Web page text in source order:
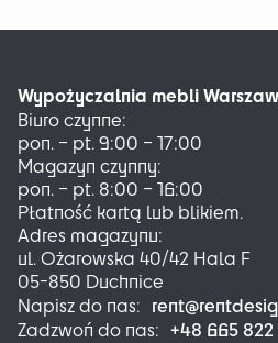
Wypożyczalnia mebli
Biuro czynne:
pon. – pt. 9:00 – 17:00
Magazyn czynny:
pon. – pt. 8:00 – 16:00
Płatność kartą lub blikiem.
Adres magazynu:
ul. Ożarowska 40/42 Hala F
05-850 Duchnice
Napisz do nas:
Zadzwoń do nas: +48 665 822